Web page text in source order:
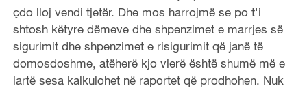
çdo lloj vendi tjetër. Dhe mos harrojmë se po t'i
shtosh këtyre dëmeve dhe shpenzimet e marrjes së
sigurimit dhe shpenzimet e risigurimit që janë të
domosdoshme, atëherë kjo vlerë është shumë më e
lartë sesa kalkulohet në raportet që prodhohen. Nuk